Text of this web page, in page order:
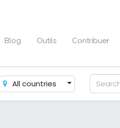
Blog Outils Contribuer
All countries